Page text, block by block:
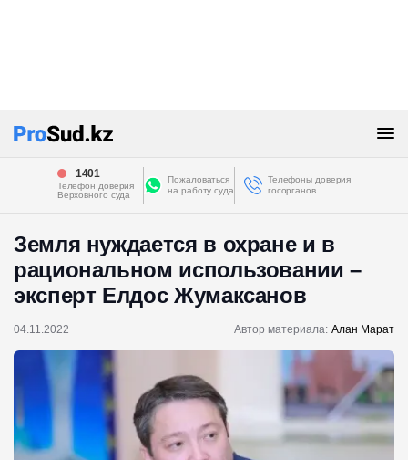
1401
Телефон доверия
Верховного суда
Пожаловаться
на работу суда
Телефоны доверия
госорганов
Земля нуждается в охране и в
рациональном использовании –
эксперт Елдос Жумаксанов
04.11.2022 Автор материала: Алан Марат